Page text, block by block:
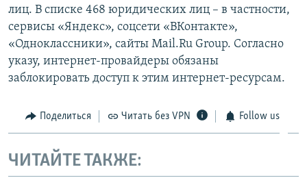
лиц. В списке 468 юридических лиц – в частности,
сервисы «Яндекс», соцсети «ВКонтакте»,
«Одноклассники», сайты Mail.Ru Group. Согласно
указу, интернет-провайдеры обязаны
заблокировать доступ к этим интернет-ресурсам.
Поделиться Читать без VPN Follow us
ЧИТАЙТЕ ТАКЖЕ: